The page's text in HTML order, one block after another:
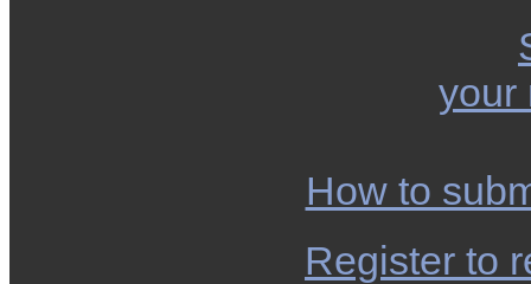
your
How to
Register to